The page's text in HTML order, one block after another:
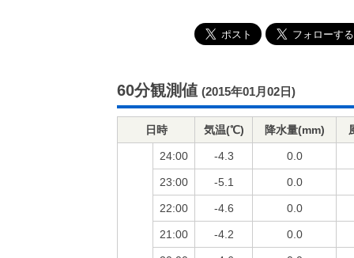
60分観測値 (2015年01月02日)
日時 気温(℃) 降水量(mm)
24:00 -4.3 0.0
23:00 -5.1 0.0
22:00 -4.6 0.0
21:00 -4.2 0.0